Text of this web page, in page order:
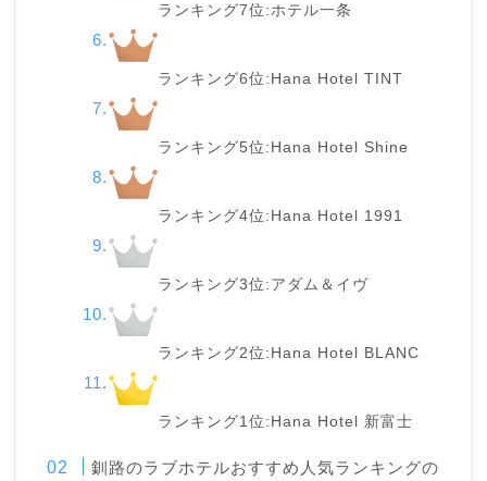
ランキング7位:ホテル一条
ランキング6位:Hana Hotel TINT
ランキング5位:Hana Hotel Shine
ランキング4位:Hana Hotel 1991
ランキング3位:アダム＆イヴ
ランキング2位:Hana Hotel BLANC
ランキング1位:Hana Hotel 新富士
釧路のラブホテルおすすめ人気ランキングの